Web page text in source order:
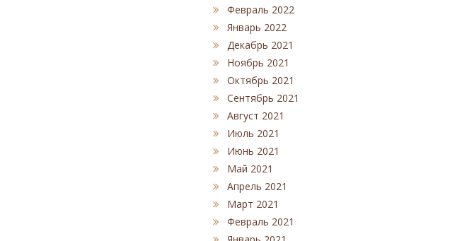
Февраль 2022
Январь 2022
Декабрь 2021
Ноябрь 2021
Октябрь 2021
Сентябрь 2021
Август 2021
Июль 2021
Июнь 2021
Май 2021
Апрель 2021
Март 2021
Февраль 2021